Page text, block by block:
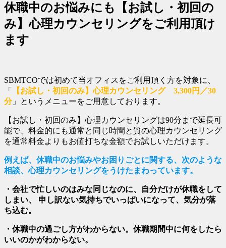
休職中のお悩みにも【お試し・初回の
み】心理カウンセリングをご利用頂け
ます
SBMTCOでは初めて当オフィスをご利用頂く方を対象に、
「
【お試し・初回のみ】心理カウンセリング 3,300円／30
分」というメニューをご用意しております。
【お試し・初回のみ】心理カウンセリングは90分まで延長可
能で、料金的にも通常と同じ時間と質の心理カウンセリング
を通常料金よりもお値打ちな金額でお試しいただけます。
例えば、休職中のお悩みやお困りごとに関する、次のような
相談、心理カウンセリングをうけたまわっています。
・会社で忙しいのはみな同じなのに、自分だけが休職をして
しまい、 申し訳ない気持ちでいっぱいになって、気分が落
ち込む。
・休職中の過ごし方がわからない。休職期間中に何をしたら
いいのかがわからない。